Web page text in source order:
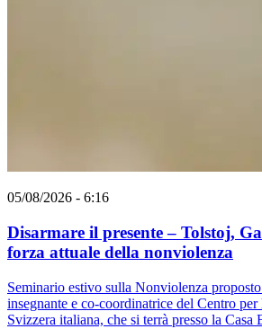
05/08/2026 - 6:16
Disarmare il presente – Tolstoj,
forza attuale della nonviolenza
Seminario estivo sulla Nonviolenza
insegnante e co-coordinatrice del Centro
Svizzera italiana, che si terrà presso la Casa